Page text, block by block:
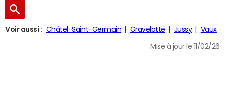
Voir aussi : Châtel-Saint-Germain Gravelotte Jussy Vaux
Mise à jour le 11/02/26